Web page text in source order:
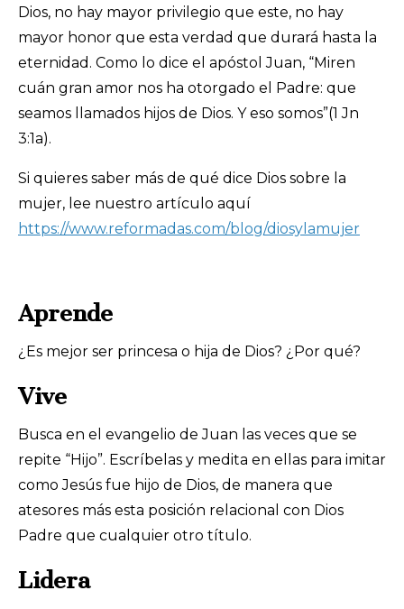
Dios, no hay mayor privilegio que este, no hay
mayor honor que esta verdad que durará hasta la
eternidad. Como lo dice el apóstol Juan, “Miren
cuán gran amor nos ha otorgado el Padre: que
seamos llamados hijos de Dios. Y eso somos”(1 Jn
3:1a).
Si quieres saber más de qué dice Dios sobre la
mujer, lee nuestro artículo aquí
https://www.reformadas.com/blog/diosylamujer
Aprende
¿Es mejor ser princesa o hija de Dios? ¿Por qué?
Vive
Busca en el evangelio de Juan las veces que se
repite “Hijo”. Escríbelas y medita en ellas para imitar
como Jesús fue hijo de Dios, de manera que
atesores más esta posición relacional con Dios
Padre que cualquier otro título.
Lidera